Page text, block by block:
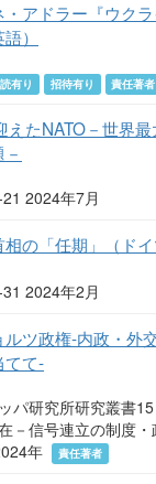
アドラー『ウク
）
有り 招待有り 責任著者
えたNATO－世界
2024年7月
の「任期」（ド
2024年2月
ツ政権‐内政・外
て‐
パ研究所研究叢書
－信号連立の制度
年
責任著者